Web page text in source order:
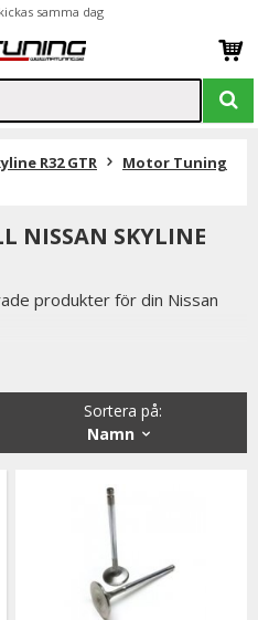
samma dag
R32 GTR
Motor Tuning
NISSAN SKYLINE
produkter för din Nissan
lyftare ARP toppbultar
du ska välja är du alltid
rådgivning.
Sortera på:
Namn